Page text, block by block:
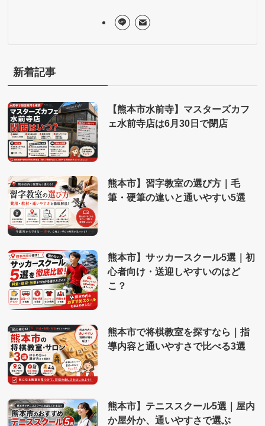
新着記事
【熊本市水前寺】マスターズカフ
ェ水前寺店は6月30日で閉店
熊本市】習字教室の選び方｜毛
筆・硬筆の違いと通いやすい5選
熊本市】サッカースクール5選｜初
心者向け・送迎しやすいのはど
こ？
熊本市で将棋教室を探すなら｜指
導内容と通いやすさで比べる3選
熊本市】テニススクール5選｜屋内
か屋外か、通いやすさで選ぶ